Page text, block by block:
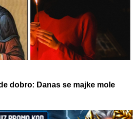
dobro: Danas se majke mole